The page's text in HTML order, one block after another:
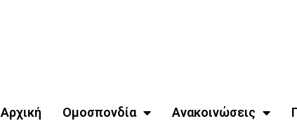
Αρχική Ομοσπονδία Ανακοινώσεις